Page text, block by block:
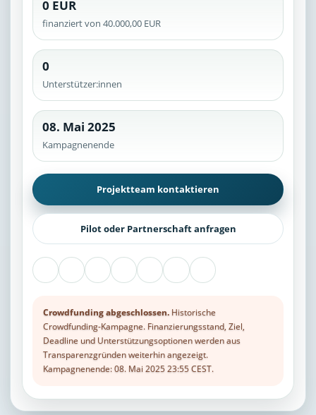
0 EUR
finanziert von 40.000,00 EUR
0
Unterstützer:innen
08. Mai 2025
Kampagnenende
Projektteam kontaktieren
Pilot oder Partnerschaft anfragen
Crowdfunding abgeschlossen.Historische
Crowdfunding-Kampagne. Finanzierungsstand, Ziel,
Deadline und Unterstützungsoptionen werden aus
Transparenzgründen weiterhin angezeigt.
Kampagnenende: 08. Mai 2025 23:55 CEST.